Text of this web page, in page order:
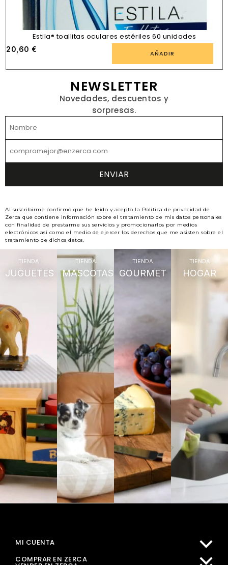
Estila® toallitas oculares estériles 60 unidades
20,60 € AÑADIR
NEWSLETTER
Novedades, descuentos y
sorpresas.
Al suscribirme confirmo que he leído y acepto la Política de privacidad de
Zerca que contiene información sobre el tratamiento de mis datos personales
con finalidad de prestarme sus servicios y promocionarlos por medios
electrónicos así como el medio de ejercer los derechos que me asisten sobre el
tratamiento de dichos datos.
TIENDA
JUGUETES
TIENDA
MASCOTAS
TIENDA
GOURMET
TIENDA
HOGAR
MI CUENTA
COMPRAR EN ZERCA